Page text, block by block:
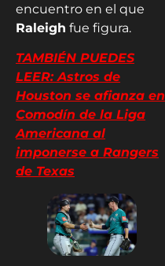
encuentro en el que
Raleigh fue figura.
TAMBIÉN PUEDES
LEER: Astros de
Houston se afianza en
Comodín de la Liga
Americana al
imponerse a Rangers
de Texas